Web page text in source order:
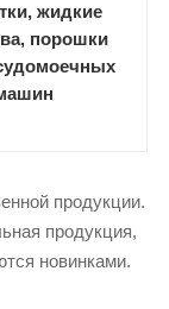
жидкие
порошки
продукции.
продукция,
новинками.